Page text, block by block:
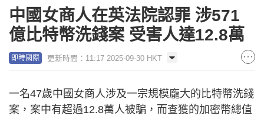
中國女商人在英法院認罪 涉571
億比特幣洗錢案 受害人達12.8萬
即時國際 更新時間：11:17 2025-09-30 HKT
一名47歲中國女商人涉及一宗規模龐大的比特幣洗錢
案，案中有超過12.8萬人被騙，而查獲的加密幣總值